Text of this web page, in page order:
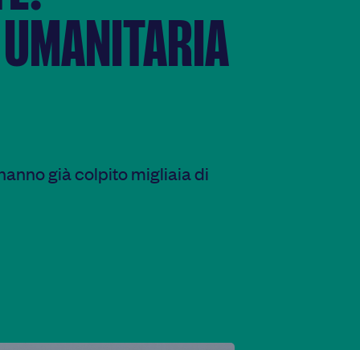
già colpito migliaia di